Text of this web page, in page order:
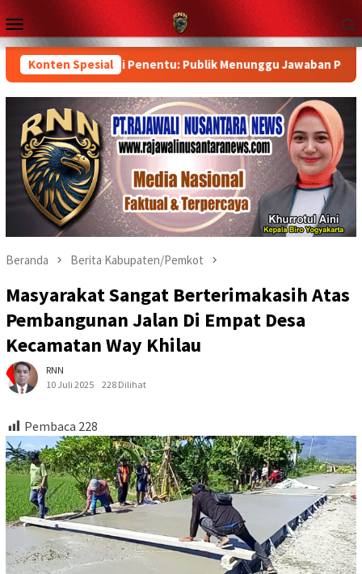
Loncat
ke
konten
Menu
Mobile
Konten Spesial
Jadi Penentu: Publik Menunggu Jawaban Pemerintah
Beranda Berita Kabupaten/Pemkot
Masyarakat Sangat Berterimakasih Atas
Pembangunan Jalan Di Empat Desa
Kecamatan Way Khilau
RNN
10 Juli 2025
228 Dilihat
Pembaca 228